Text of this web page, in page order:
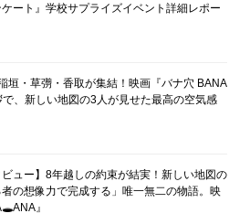
ケート』学校サプライズイベント詳細レポー
垣・草彅・香取が集結！映画『バナ穴 BANA
、新しい地図の3人が見せた最高の空気感
ビュー】8年越しの約束が結実！新しい地図の
の想像力で完成する」唯一無二の物語。映
』